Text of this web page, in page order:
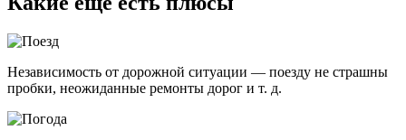
Независимость от дорожной ситуации — поезду не страшны
пробки, неожиданные ремонты дорог и т. д.